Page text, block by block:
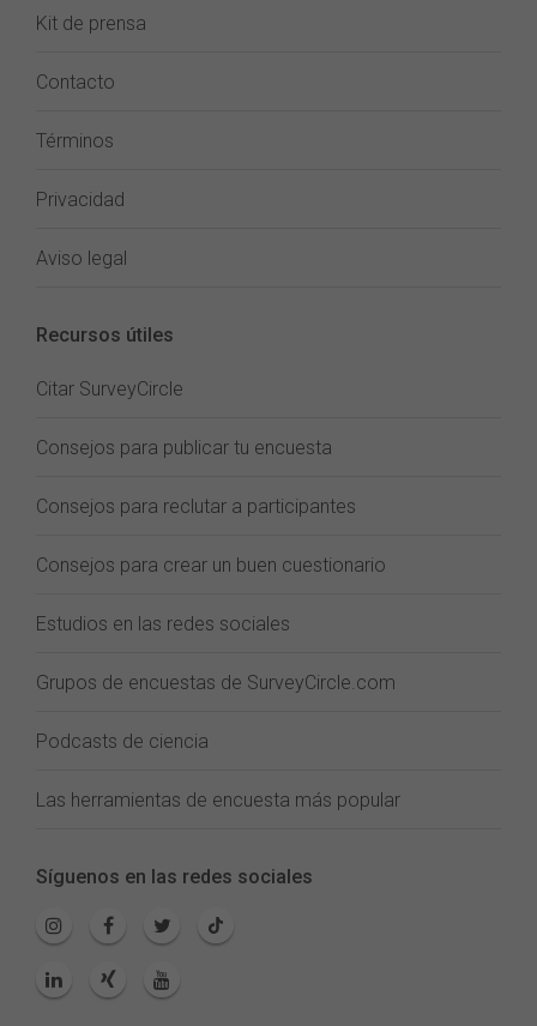
Kit de prensa
Contacto
Términos
Privacidad
Aviso legal
Recursos útiles
Citar SurveyCircle
Consejos para publicar tu encuesta
Consejos para reclutar a participantes
Consejos para crear un buen cuestionario
Estudios en las redes sociales
Grupos de encuestas de SurveyCircle.com
Podcasts de ciencia
Las herramientas de encuesta más popular
Síguenos en las redes sociales